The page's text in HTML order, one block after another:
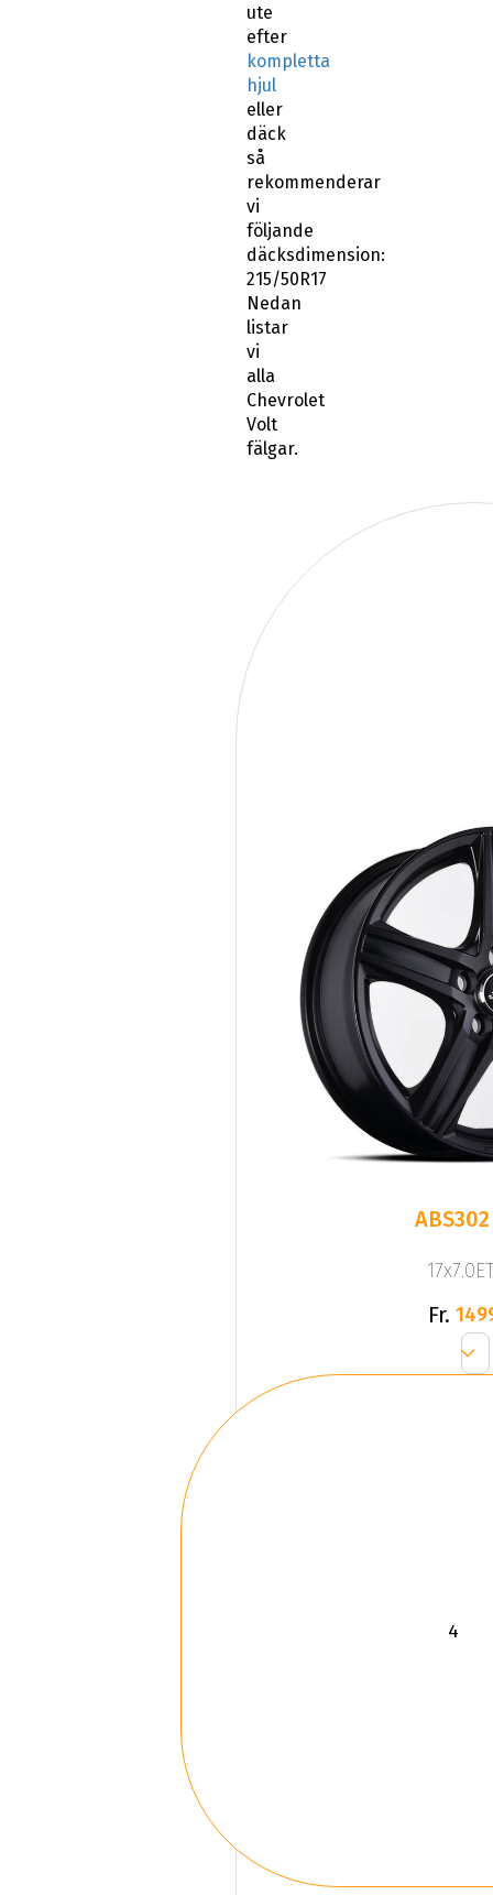
ute
efter
kompletta
hjul
eller
däck
så
rekommenderar
vi
följande
däcksdimension:
215/50R17
Nedan
listar
vi
alla
Chevrolet
Volt
fälgar.
Fr.